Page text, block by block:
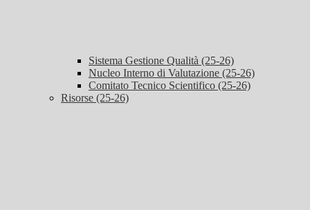
Sistema Gestione Qualità (25-26)
Nucleo Interno di Valutazione (25-26)
Comitato Tecnico Scientifico (25-26)
Risorse (25-26)